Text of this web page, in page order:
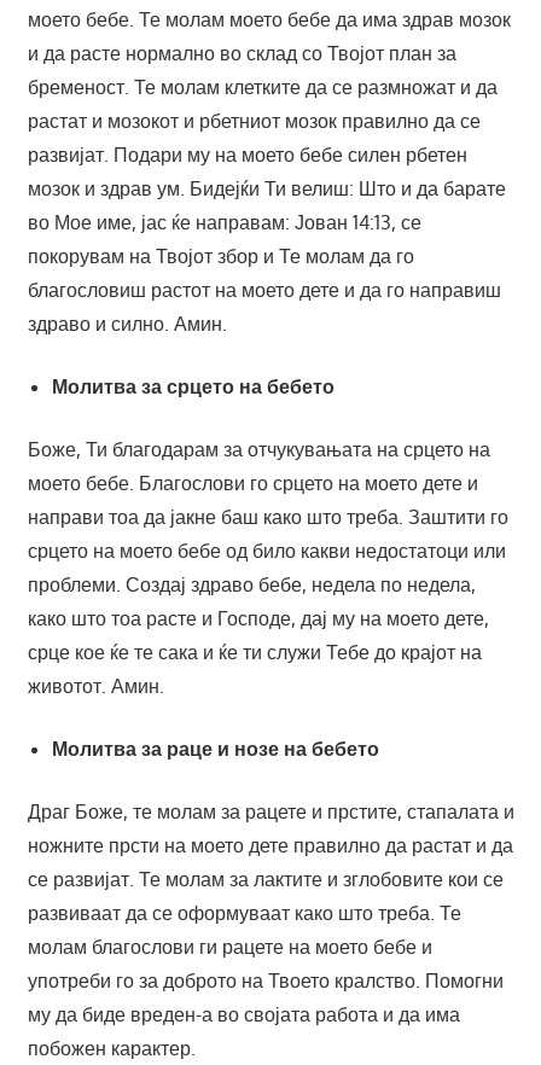
моето бебе. Те молам моето бебе да има здрав мозок
и да расте нормално во склад со Твојот план за
бременост. Те молам клетките да се размножат и да
растат и мозокот и рбетниот мозок правилно да се
развијат. Подари му на моето бебе силен рбетен
мозок и здрав ум. Бидејќи Ти велиш: Што и да барате
во Мое име, јас ќе направам: Јован 14:13, се
покорувам на Твојот збор и Те молам да го
благословиш растот на моето дете и да го направиш
здраво и силно. Амин.
Молитва за срцето на бебето
Боже, Ти благодарам за отчукувањата на срцето на
моето бебе. Благослови го срцето на моето дете и
направи тоа да јакне баш како што треба. Заштити го
срцето на моето бебе од било какви недостатоци или
проблеми. Создај здраво бебе, недела по недела,
како што тоа расте и Господе, дај му на моето дете,
срце кое ќе те сака и ќе ти служи Тебе до крајот на
животот. Амин.
Молитва за раце и нозе на бебето
Драг Боже, те молам за рацете и прстите, стапалата и
ножните прсти на моето дете правилно да растат и да
се развијат. Те молам за лактите и зглобовите кои се
развиваат да се оформуваат како што треба. Те
молам благослови ги рацете на моето бебе и
употреби го за доброто на Твоето кралство. Помогни
му да биде вреден-а во својата работа и да има
побожен карактер.